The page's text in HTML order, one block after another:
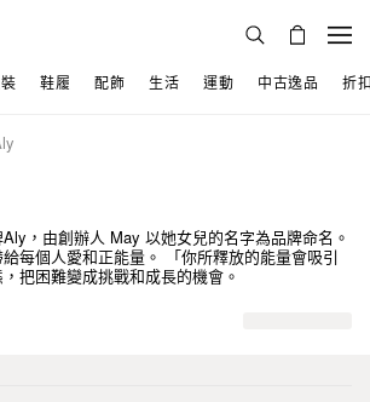
鞋履 配飾 生活 運動 中古逸品 折
，由創辦人 May 以她女兒的名字為品牌命名。
每個人愛和正能量。 「你所釋放的能量會吸引
把困難變成挑戰和成長的機會。